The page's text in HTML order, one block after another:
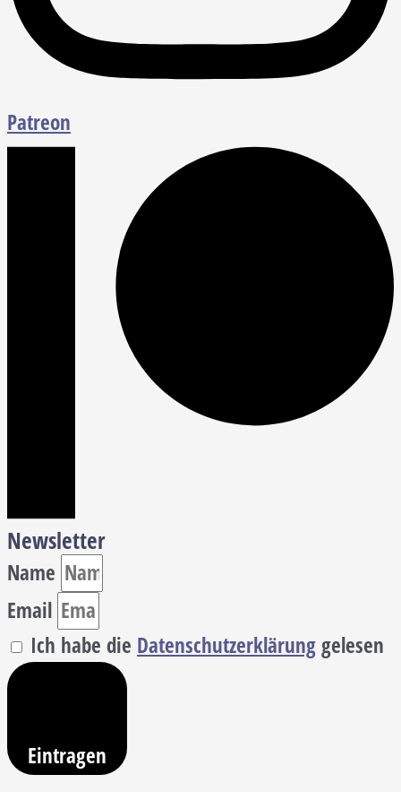
Patreon
Newsletter
Name
Email
Ich habe die Datenschutzerklärunggelesen
Eintragen